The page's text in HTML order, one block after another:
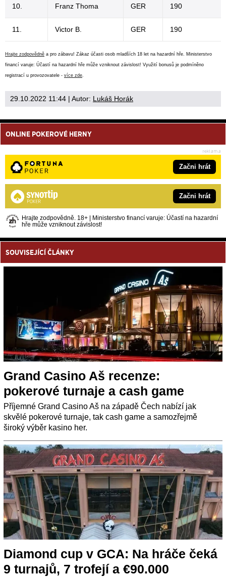
10. Franz Thoma GER 190
11. Victor B. GER 190
Hrajte zodpovědně a pro zábavu! Zákaz účasti osob mladších 18 let na hazardní hře. Ministerstvo
financí varuje: Účastí na hazardní hře může vzniknout závislost! Využití bonusů je podmíněno
registrací u provozovatele - více zde.
29.10.2022 11:44 | Autor: Lukáš Horák
ONLINE POKEROVÉ HERNY
Začni hrát
Začni hrát
Hrajte zodpovědně. 18+ | Ministerstvo financí varuje: Účastí na hazardní
hře může vzniknout závislost!
SOUVISEJÍCÍ ČLÁNKY
Grand Casino Aš recenze:
pokerové turnaje a cash game
Příjemné Grand Casino Aš na západě Čech nabízí jak
skvělé pokerové turnaje, tak cash game a samozřejmě
široký výběr kasino her.
Diamond cup v GCA: Na hráče čeká
9 turnajů, 7 trofejí a €90.000